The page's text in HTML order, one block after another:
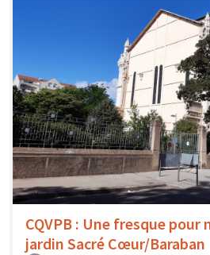
CQVPB : Une fresque pour
jardin Sacré Cœur/Baraban